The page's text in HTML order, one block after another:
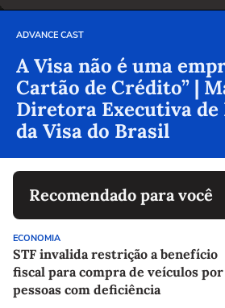
ADVANCE CAST
A Visa não é uma
Cartão de Crédito” |
Diretora Executiva
da Visa do Brasil
Recomendado para você
ECONOMIA
STF invalida restrição a benefício
fiscal para compra de veículos por
pessoas com deficiência